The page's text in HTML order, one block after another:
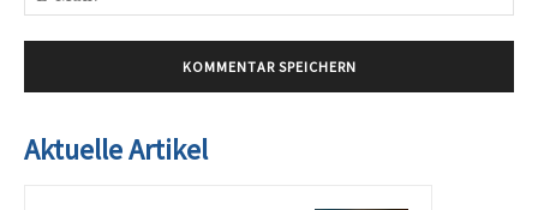
Aktuelle Artikel